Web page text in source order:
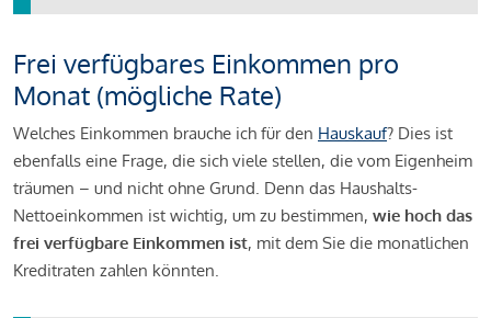
Frei verfügbares Einkommen pro
Monat (mögliche Rate)
Welches Einkommen brauche ich für den Hauskauf? Dies ist
ebenfalls eine Frage, die sich viele stellen, die vom Eigenheim
träumen – und nicht ohne Grund. Denn das Haushalts-
Nettoeinkommen ist wichtig, um zu bestimmen, wie hoch das
frei verfügbare Einkommen ist, mit dem Sie die monatlichen
Kreditraten zahlen könnten.